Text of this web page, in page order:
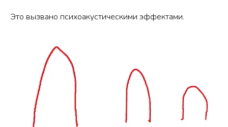
Это вызвано психоакустическими эффектами.